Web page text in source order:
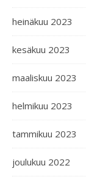
heinäkuu 2023
kesäkuu 2023
maaliskuu 2023
helmikuu 2023
tammikuu 2023
joulukuu 2022